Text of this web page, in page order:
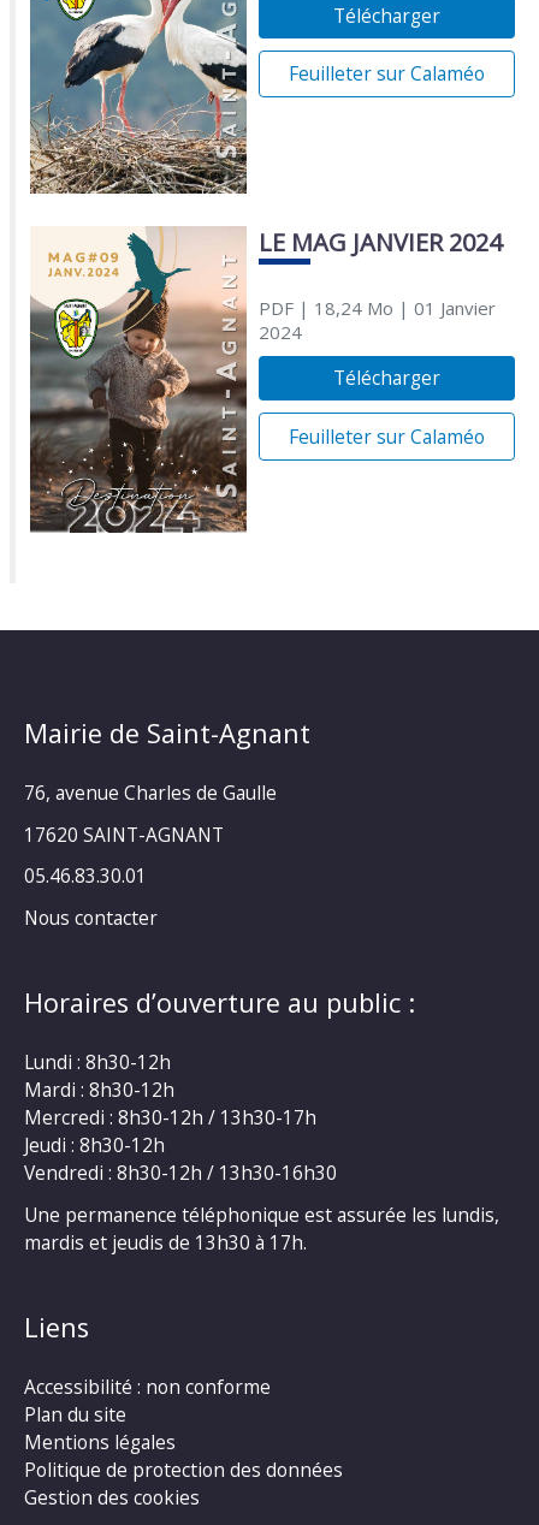
Télécharger
Feuilleter sur Calaméo
LE MAG JANVIER 2024
PDF| 18,24 Mo | 01 Janvier
2024
Télécharger
Feuilleter sur Calaméo
Mairie de Saint-Agnant
76, avenue Charles de Gaulle
17620 SAINT-AGNANT
05.46.83.30.01
Nous contacter
Horaires d’ouverture au public :
Lundi : 8h30-12h
Mardi : 8h30-12h
Mercredi : 8h30-12h / 13h30-17h
Jeudi : 8h30-12h
Vendredi : 8h30-12h / 13h30-16h30
Une permanence téléphonique est assurée les lundis,
mardis et jeudis de 13h30 à 17h.
Liens
Accessibilité : non conforme
Plan du site
Mentions légales
Politique de protection des données
Gestion des cookies